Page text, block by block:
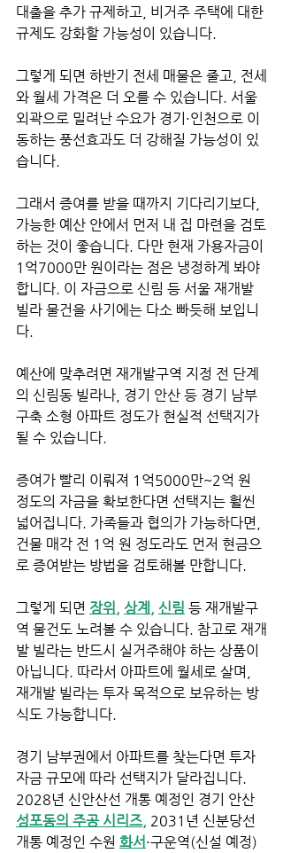
대출을 추가 규제하고, 비거주 주택에 대한
규제도 강화할 가능성이 있습니다.
그렇게 되면 하반기 전세 매물은 줄고, 전세
와 월세 가격은 더 오를 수 있습니다. 서울
외곽으로 밀려난 수요가 경기·인천으로 이
동하는 풍선효과도 더 강해질 가능성이 있
습니다.
그래서 증여를 받을 때까지 기다리기보다,
가능한 예산 안에서 먼저 내 집 마련을 검토
하는 것이 좋습니다. 다만 현재 가용자금이
1억7000만 원이라는 점은 냉정하게 봐야
합니다. 이 자금으로 신림 등 서울 재개발
빌라 물건을 사기에는 다소 빠듯해 보입니
다.
예산에 맞추려면 재개발구역 지정 전 단계
의 신림동 빌라나, 경기 안산 등 경기 남부
구축 소형 아파트 정도가 현실적 선택지가
될 수 있습니다.
증여가 빨리 이뤄져 1억5000만~2억 원
정도의 자금을 확보한다면 선택지는 훨씬
넓어집니다. 가족들과 협의가 가능하다면,
건물 매각 전 1억 원 정도라도 먼저 현금으
로 증여받는 방법을 검토해볼 만합니다.
그렇게 되면 장위, 상계, 신림 등 재개발구
역 물건도 노려볼 수 있습니다. 참고로 재개
발 빌라는 반드시 실거주해야 하는 상품이
아닙니다. 따라서 아파트에 월세로 살며,
재개발 빌라는 투자 목적으로 보유하는 방
식도 가능합니다.
경기 남부권에서 아파트를 찾는다면 투자
자금 규모에 따라 선택지가 달라집니다.
2028년 신안산선 개통 예정인 경기 안산
성포동의 주공 시리즈, 2031년 신분당선
개통 예정인 수원 화서 ·구운역(신설 예정)